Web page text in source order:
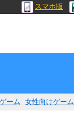
スマホ版
ーム 女性向けゲーム